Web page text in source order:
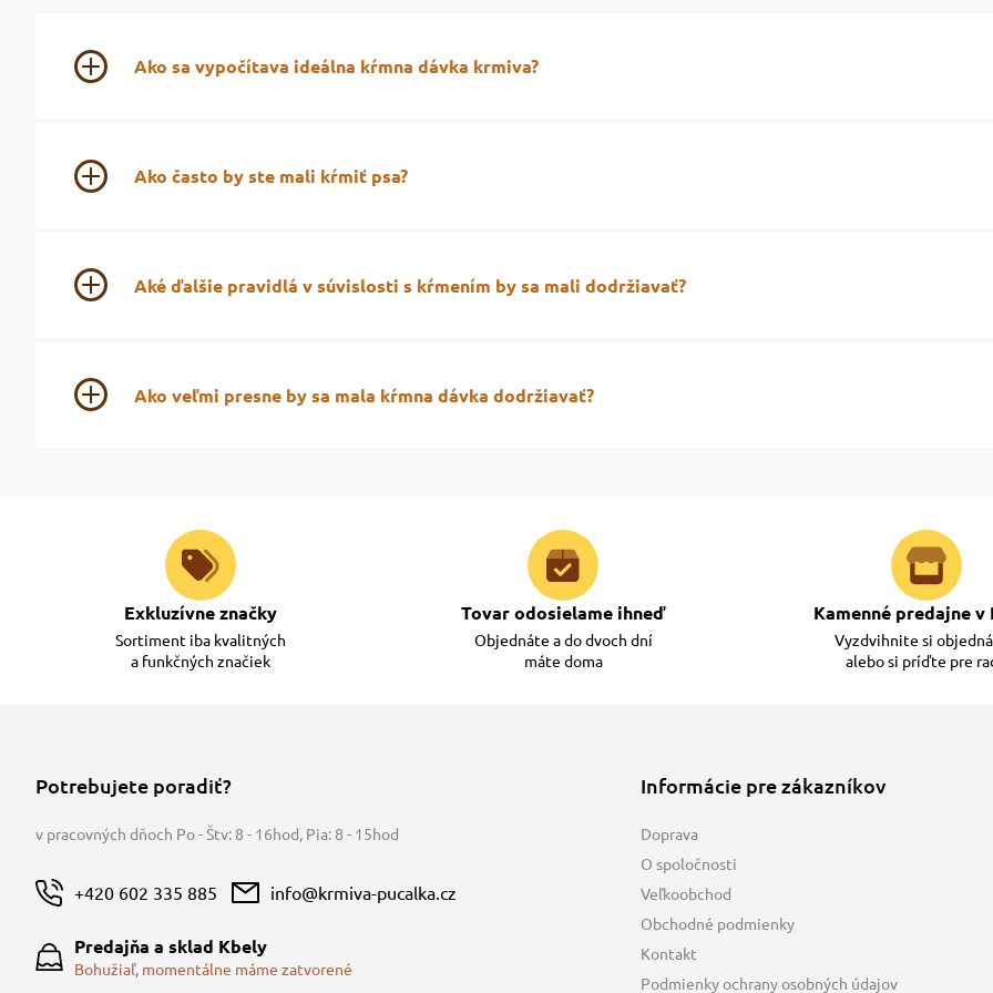
Ako sa vypočítava ideálna kŕmna dávka krmiva?
podľa fyzickej aktivity. Týmto výpočtom zistíme množstvo ME, ktorú pes každý deň potrebuje.
Ako často by ste mali kŕmiť psa?
Aké ďalšie pravidlá v súvislosti s kŕmením by sa mali dodržiavať?
aj o pohybovej aktivite po jedle. Vždy platí, že by pes mal mať pred aj po jedle dostatok pokoja. Pokiaľ sa chystáte
neskôr ako 2 hodiny vopred a zaistite dostatok tekutín.
Ako veľmi presne by sa mala kŕmna dávka dodržiavať?
prispieva aj podávanie doplnkov alebo maškrty. Je teda nutné aj tak svojho psa starostlivo sledovať a v prípade, že
váhy, kŕmnu dávku upraviť.
Exkluzívne značky
Sortiment iba kvalitných
a funkčných značiek
Tovar odosielame ihneď
Objednáte a do dvoch dní
máte doma
Kamenné predajne v
Vyzdvihnite si
alebo si príďte pre
Potrebujete poradiť?
v pracovných dňoch Po - Štv: 8 - 16hod, Pia: 8 - 15hod
+420 602 335 885 info@krmiva-pucalka.cz
Predajňa a sklad Kbely
Bohužiaľ, momentálne máme zatvorené
Informácie pre zákazníkov
Doprava
O spoločnosti
Veľkoobchod
Obchodné podmienky
Kontakt
Podmienky ochrany osobných údajov